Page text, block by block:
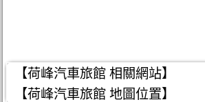
【荷峰汽車旅館 相關網站】
【荷峰汽車旅館 地圖位置】